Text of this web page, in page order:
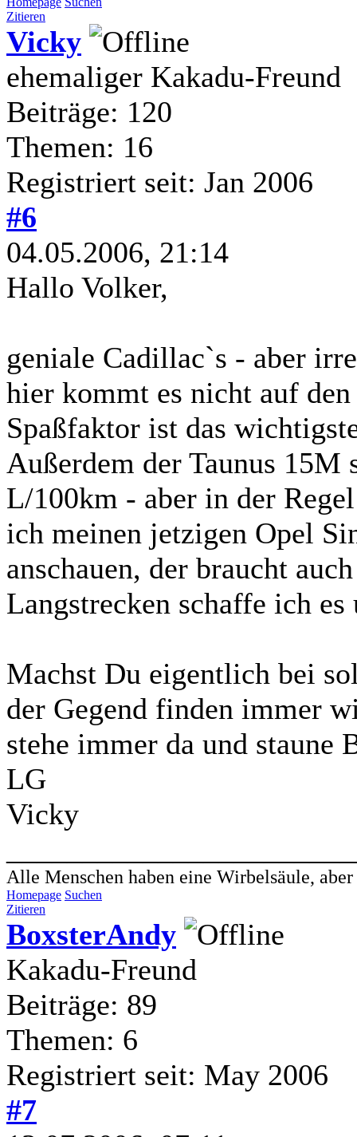
Zitieren
Vicky
ehemaliger Kakadu-Freund
Beiträge: 120
Themen: 16
Registriert seit: Jan 2006
#6
04.05.2006, 21:14
Hallo Volker,
geniale Cadillac`s - aber
hier kommt es nicht auf
Spaßfaktor ist das
Außerdem der Taunus
L/100km - aber in der
ich meinen jetzigen Opel
anschauen, der braucht
Langstrecken schaffe ich
Machst Du eigentlich bei
der Gegend finden immer
stehe immer da und staune
LG
Vicky
Alle Menschen haben eine Wirbelsäule,
Homepage Suchen
Zitieren
BoxsterAndy
Kakadu-Freund
Beiträge: 89
Themen: 6
Registriert seit: May 2006
#7